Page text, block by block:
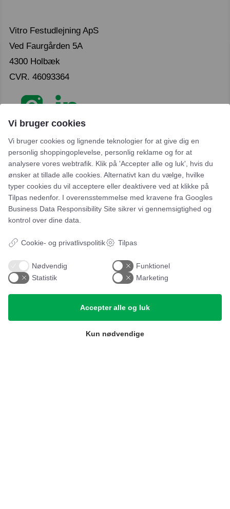
Vitro Festudlejning ApS
Ved Faurgården 5A
4300 Holbæk
CVR. 46093364
Leje- og købsbetingelser
Cookie- og privatlivspolitik
Typiske spørgsmål
Samarbejdspartnere
Referencer
Tlf. nr.59 43 11 32
vitro@vitroudlejning.dk
Vi bruger cookies
Vi bruger cookies og lignende teknologier for at give dig en
personlig shoppingoplevelse, personlig reklame og for at
analysere vores webtrafik. Klik på 'Accepter alle og luk', hvis du
ønsker at tillade alle cookies. Alternativt kan du vælge, hvilke
typer cookies du vil acceptere eller deaktivere ved at klikke på
Tilpas nedenfor. I overensstemmelse med kravene fra Googles
Business Data Responsibility Site sikrer vi gennemsigtighed og
kontrol over dine data.
Cookie- og privatlivspolitik Tilpas
Nødvendig
Funktionel
Statistik
Marketing
Kun nødvendige
Accepter alle og luk